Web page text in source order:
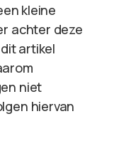
kleine
achter deze
artikel
niet
hiervan